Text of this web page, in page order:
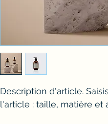
Description d'article.
l'article : taille, matière et